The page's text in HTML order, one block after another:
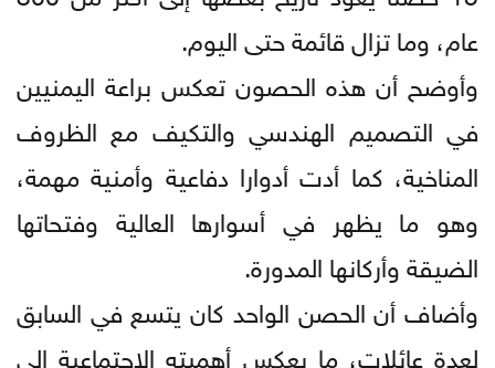
عام، وما تزال قائمة حتى اليوم.
وأوضح أن هذه الحصون تعكس براعة اليمنيين
في التصميم الهندسي والتكيف مع الظروف
المناخية، كما أدت أدوارا دفاعية وأمنية مهمة،
وهو ما يظهر في أسوارها العالية وفتحاتها
الضيقة وأركانها المدورة.
وأضاف أن الحصن الواحد كان يتسع في السابق
لعدة عائلات، ما يعكس أهميته الاجتماعية إلى